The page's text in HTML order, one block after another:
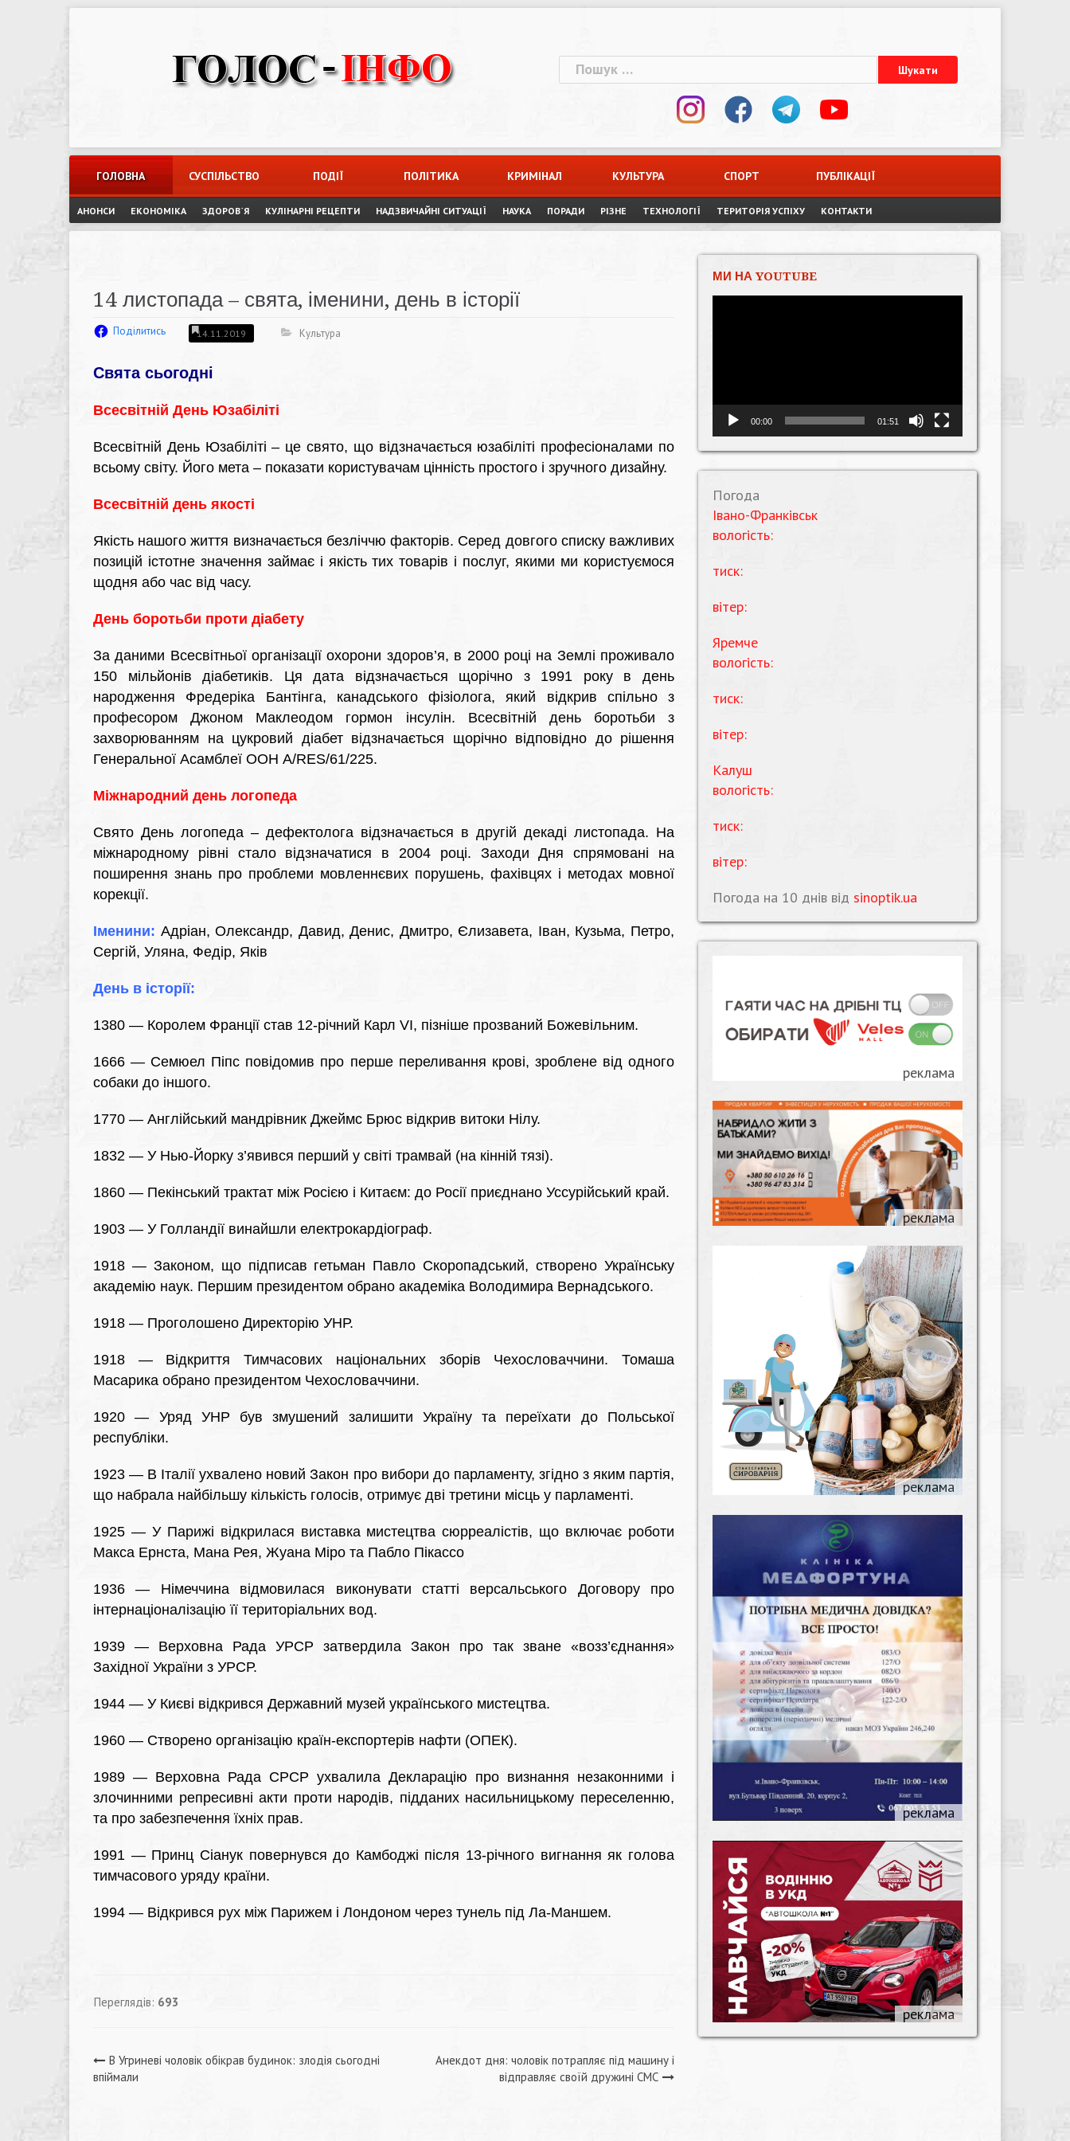
Пошук:
ГОЛОВНА СУСПІЛЬСТВО ПОДІЇ ПОЛІТИКА КРИМІНАЛ КУЛЬТУРА СПОРТ ПУБЛІКАЦІЇ
АНОНСИ ЕКОНОМІКА ЗДОРОВ`Я КУЛІНАРНІ РЕЦЕПТИ НАДЗВИЧАЙНІ СИТУАЦІЇ НАУКА ПОРАДИ РІЗНЕ ТЕХНОЛОГІЇ ТЕРИТОРІЯ УСПІХУ КОНТАКТИ
14 листопада – свята, іменини, день в історії
Поділитись 14.11.2019 Культура
Свята сьогодні
Всесвітній День Юзабіліті
Всесвітній День Юзабіліті – це свято, що відзначається юзабіліті професіоналами по
всьому світу. Його мета – показати користувачам цінність простого і зручного дизайну.
Всесвітній день якості
Якість нашого життя визначається безліччю факторів. Серед довгого списку важливих
позицій істотне значення займає і якість тих товарів і послуг, якими ми користуємося
щодня або час від часу.
День боротьби проти діабету
За даними Всесвітньої організації охорони здоров’я, в 2000 році на Землі проживало
150 мільйонів діабетиків. Ця дата відзначається щорічно з 1991 року в день
народження Фредеріка Бантінга, канадського фізіолога, який відкрив спільно з
професором Джоном Маклеодом гормон інсулін. Всесвітній день боротьби з
захворюванням на цукровий діабет відзначається щорічно відповідно до рішення
Генеральної Асамблеї ООН A/RES/61/225.
Міжнародний день логопеда
Свято День логопеда – дефектолога відзначається в другій декаді листопада. На
міжнародному рівні стало відзначатися в 2004 році. Заходи Дня спрямовані на
поширення знань про проблеми мовленнєвих порушень, фахівцях і методах мовної
корекції.
Іменини: Адріан, Олександр, Давид, Денис, Дмитро, Єлизавета, Іван, Кузьма, Петро,
Сергій, Уляна, Федір, Яків
День в історії:
1380 — Королем Франції став 12-річний Карл VI, пізніше прозваний Божевільним.
1666 — Семюел Піпс повідомив про перше переливання крові, зроблене від одного
собаки до іншого.
1770 — Англійський мандрівник Джеймс Брюс відкрив витоки Нілу.
1832 — У Нью-Йорку з’явився перший у світі трамвай (на кінній тязі).
1860 — Пекінський трактат між Росією і Китаєм: до Росії приєднано Уссурійський край.
1903 — У Голландії винайшли електрокардіограф.
1918 — Законом, що підписав гетьман Павло Скоропадський, створено Українську
академію наук. Першим президентом обрано академіка Володимира Вернадського.
1918 — Проголошено Директорію УНР.
1918 — Відкриття Тимчасових національних зборів Чехословаччини. Томаша
Масарика обрано президентом Чехословаччини.
1920 — Уряд УНР був змушений залишити Україну та переїхати до Польської
республіки.
1923 — В Італії ухвалено новий Закон про вибори до парламенту, згідно з яким партія,
що набрала найбільшу кількість голосів, отримує дві третини місць у парламенті.
1925 — У Парижі відкрилася виставка мистецтва сюрреалістів, що включає роботи
Макса Ернста, Мана Рея, Жуана Міро та Пабло Пікассо
1936 — Німеччина відмовилася виконувати статті версальського Договору про
інтернаціоналізацію її територіальних вод.
1939 — Верховна Рада УРСР затвердила Закон про так зване «возз’єднання»
Західної України з УРСР.
1944 — У Києві відкрився Державний музей українського мистецтва.
1960 — Створено організацію країн-експортерів нафти (ОПЕК).
1989 — Верховна Рада СРСР ухвалила Декларацію про визнання незаконними і
злочинними репресивні акти проти народів, підданих насильницькому переселенню,
та про забезпечення їхніх прав.
1991 — Принц Сіанук повернувся до Камбоджі після 13-річного вигнання як голова
тимчасового уряду країни.
1994 — Відкрився рух між Парижем і Лондоном через тунель під Ла-Маншем.
Переглядів: 693
Навігація
В Угриневі чоловік обікрав будинок: злодія сьогодні
впіймали
Анекдот дня: чоловік потрапляє під машину і
відправляє своїй дружині СМС
МИ НА YOUTUBE
00:00 01:51
Погода
Івано-Франківськ
вологість:
тиск:
вітер:
Яремче
вологість:
тиск:
вітер:
Калуш
вологість:
тиск:
вітер:
Погода на 10 днів від sinoptik.ua